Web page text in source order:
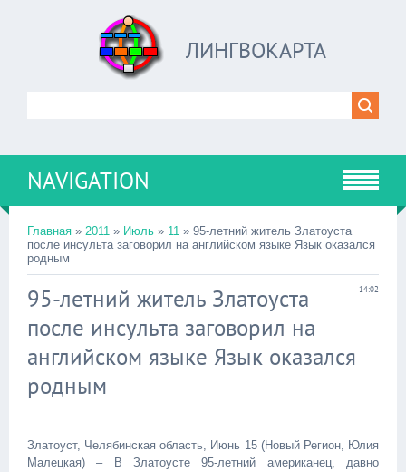
ЛИНГВОКАРТА
NAVIGATION
Главная » 2011 » Июль » 11 » 95-летний житель Златоуста
после инсульта заговорил на английском языке Язык оказался
родным
14:02
95-летний житель Златоуста
после инсульта заговорил на
английском языке Язык оказался
родным
Златоуст, Челябинская область, Июнь 15 (Новый Регион, Юлия
Малецкая) – В Златоусте 95-летний американец, давно